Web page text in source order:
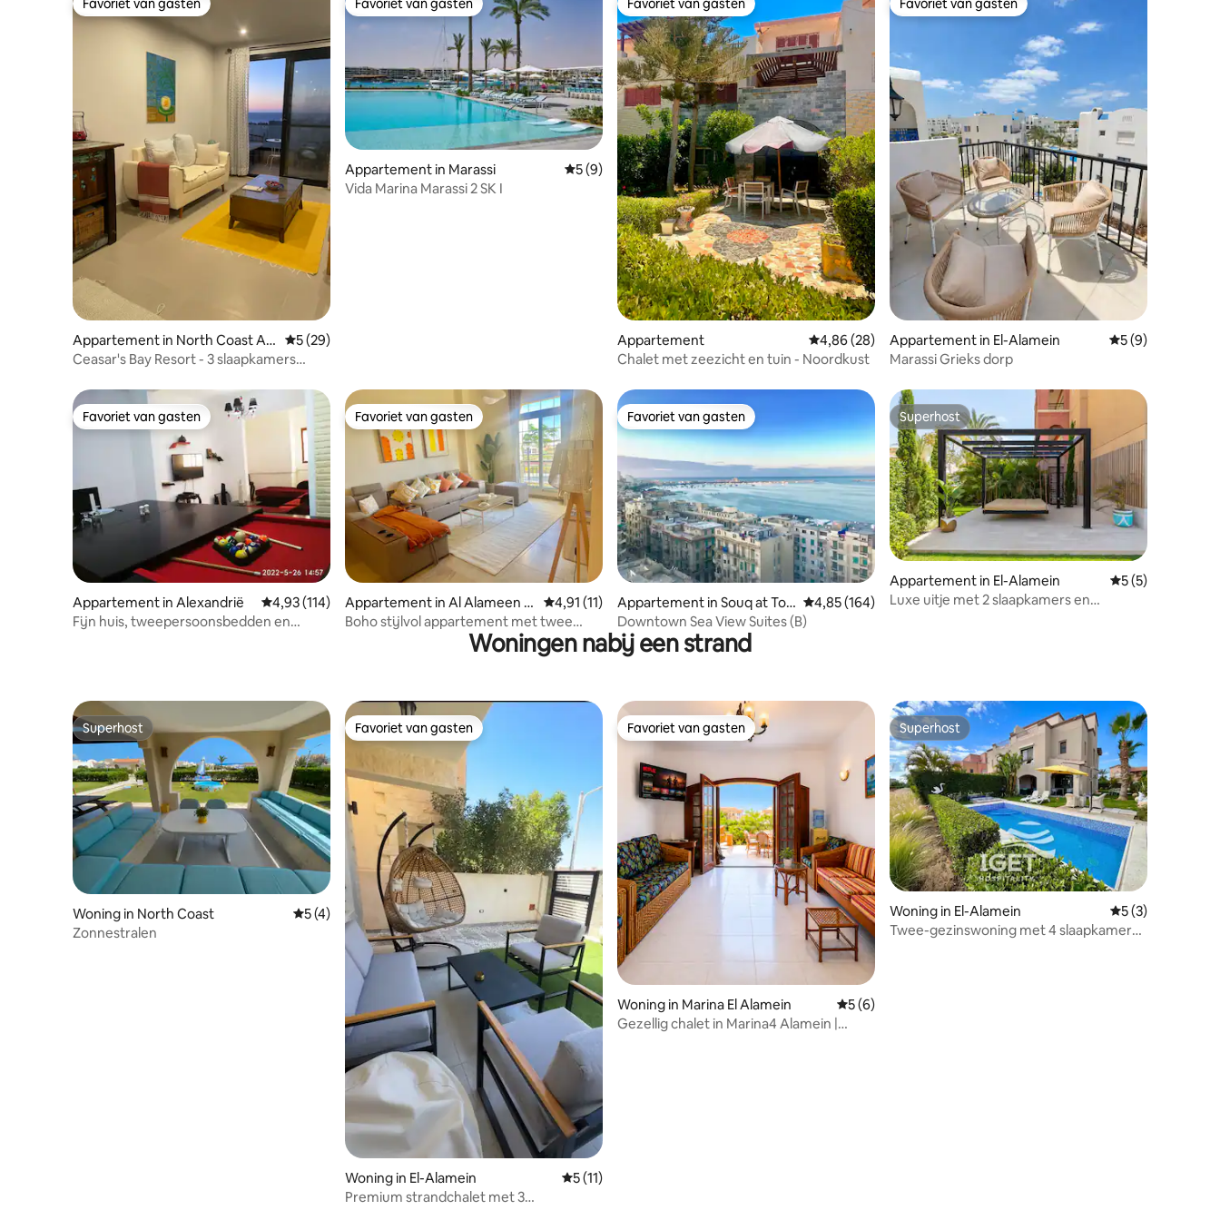
Favoriet van gasten
Favoriet van gasten
Appartement in North Coast Ar
ea
Gemiddelde beoordeling van 5 uit 5, 29 recensies
5 (29)
Ceasar's Bay Resort - 3 slaapkamers
Favoriet van gasten
Favoriet van gasten
Appartement in Marassi Gemiddelde beoordeling van 5 uit 5, 9 recensies
5 (9)
Vida Marina Marassi 2 SK I
Favoriet van gasten
Favoriet van gasten
Appartement Gemiddelde beoordeling van 4,86 uit 5, 28 recensies
4,86 (28)
Chalet met zeezicht en tuin - Noordkust
Favoriet van gasten
Favoriet van gasten
Appartement in El-Alamein Gemiddelde
5 (9)
Marassi Grieks dorp
Favoriet van gasten
Favoriet van gasten
Appartement in Alexandrië Gemiddelde beoordeling van 4,93 uit 5, 114 recensies
4,93 (114)
Fijn huis, tweepersoonsbedden en
Favoriet van gasten
Favoriet van gasten
Appartement in Al Alameen Ci
ty
Gemiddelde beoordeling van 4,91 uit 5, 11 recensies
4,91 (11)
Boho stijlvol appartement met twee
Favoriet van gasten
Favoriet van gasten
Appartement in Souq at Tor
k
Gemiddelde beoordeling van 4,85 uit 5, 164 recensies
4,85 (164)
Downtown Sea View Suites (B)
Superhost
Superhost
Appartement in El-Alamein Gemiddelde
5 (5)
Luxe uitje met 2 slaapkamers en
Woningen nabij een strand
Superhost
Superhost
Woning in North Coast Gemiddelde beoordeling van 5 uit 5, 4 recensies
5 (4)
Zonnestralen
Favoriet van gasten
Favoriet van gasten
Woning in El-Alamein Gemiddelde beoordeling van 5 uit 5, 11 recensies
5 (11)
Premium strandchalet met 3
Favoriet van gasten
Favoriet van gasten
Woning in Marina El Alamein Gemiddelde beoordeling van 5 uit 5, 6 recensies
5 (6)
Gezellig chalet in Marina4 Alamein |
Superhost
Superhost
Woning in El-Alamein Gemiddelde
5 (3)
Twee-gezinswoning met 4 slaapkamers,